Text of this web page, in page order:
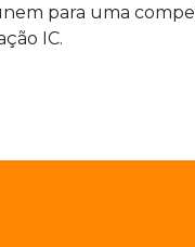
para uma
IC.